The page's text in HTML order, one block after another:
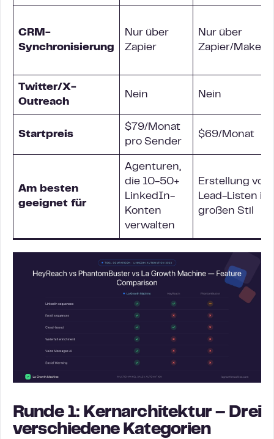
CRM-
Synchronisierung
Nur über
Zapier
Nur über
Zapier/Make
Twitter/X-
Outreach
Nein Nein
Startpreis
$79/Monat
pro Sender
$69/Monat
Am besten
geeignet für
Agenturen,
die 10-50+
LinkedIn-
Konten
verwalten
Erstellung von
Lead-Listen im
großen Stil
Runde 1: Kernarchitektur – Drei
verschiedene Kategorien